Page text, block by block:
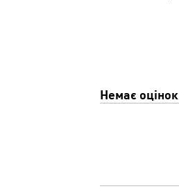
Немає оцінок